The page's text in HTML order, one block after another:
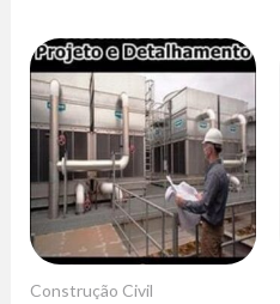
Construção Civil